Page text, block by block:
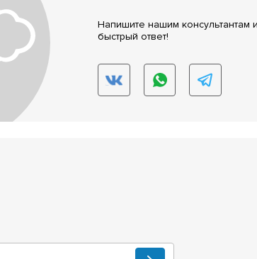
Напишите нашим консультантам
быстрый ответ!